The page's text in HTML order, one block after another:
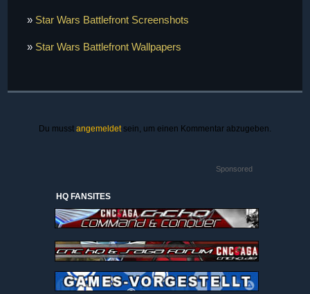
» Star Wars Battlefront Screenshots
» Star Wars Battlefront Wallpapers
Du musst angemeldetsein, um einen Kommentar abzugeben.
Sponsored
HQ FANSITES